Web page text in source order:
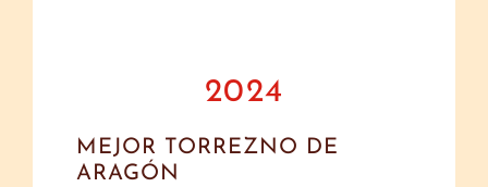
2024
MEJOR TORREZNO DE
ARAGÓN